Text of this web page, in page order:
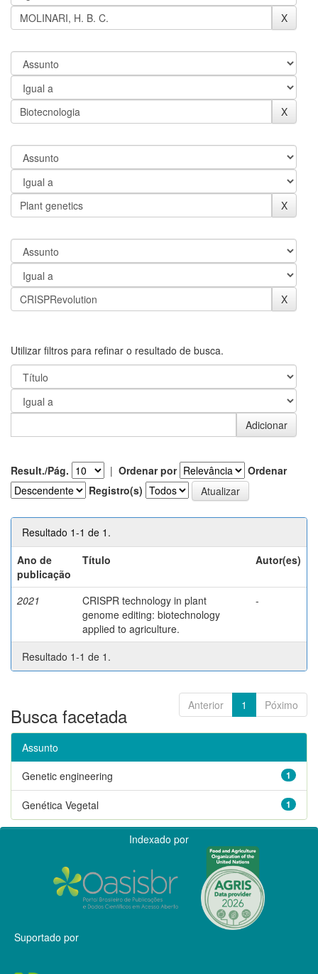
Utilizar filtros para refinar o resultado de busca.
Result./Pág. | Ordenar por
Ordenar
Registro(s)
Resultado 1-1 de 1.
Ano de
publicação
Título Autor(es)
2021
CRISPR technology in plant
genome editing: biotechnology
applied to agriculture.
-
Resultado 1-1 de 1.
Anterior 1 Póximo
Busca facetada
Assunto
1
Genetic engineering
1
Genética Vegetal
Indexado por
Suportado por